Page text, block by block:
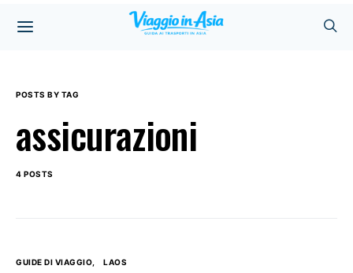
POSTS BY TAG
assicurazioni
4 POSTS
GUIDE DI VIAGGIO LAOS